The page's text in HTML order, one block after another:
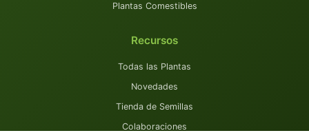
Plantas Comestibles
Recursos
Todas las Plantas
Novedades
Tienda de Semillas
Colaboraciones